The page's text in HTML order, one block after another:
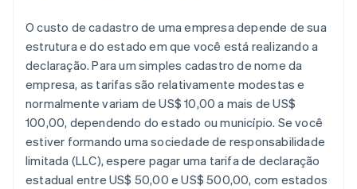
O custo de cadastro de uma empresa depende de sua
estrutura e do estado em que você está realizando a
declaração. Para um simples cadastro de nome da
empresa, as tarifas são relativamente modestas e
normalmente variam de US$ 10,00 a mais de US$
100,00, dependendo do estado ou município. Se você
estiver formando uma sociedade de responsabilidade
limitada (LLC), espere pagar uma tarifa de declaração
estadual entre US$ 50,00 e US$ 500,00, com estados